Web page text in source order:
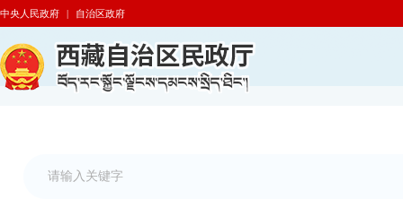
中央人民政府 | 自治区政府